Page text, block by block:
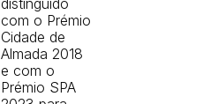
distinguido
com o Prémio
Cidade de
Almada 2018
e com o
Prémio SPA